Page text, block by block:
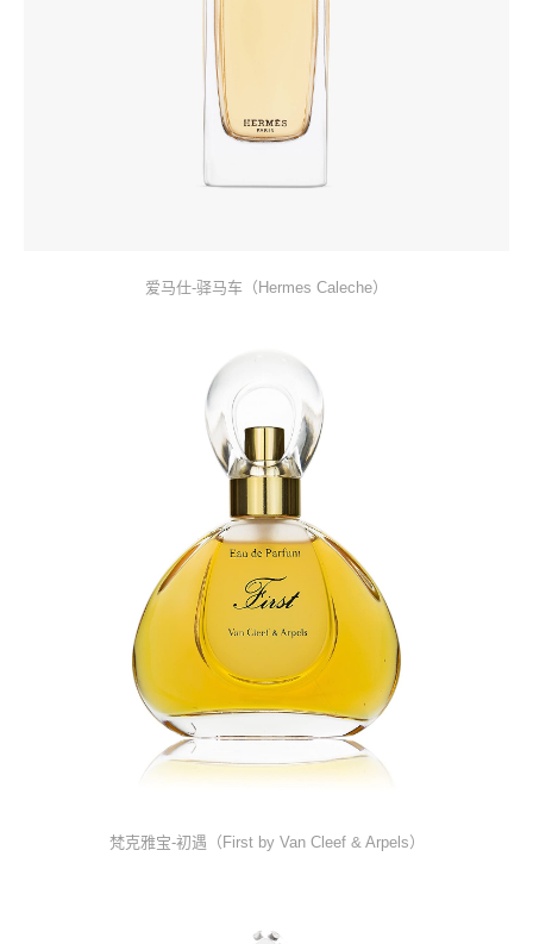
爱马仕-驿马车（Hermes Caleche）
梵克雅宝-初遇（First by Van Cleef & Arpels）